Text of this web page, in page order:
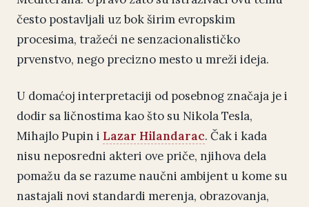
često postavljali uz bok širim evropskim
procesima, tražeći ne senzacionalističko
prvenstvo, nego precizno mesto u mreži ideja.
U domaćoj interpretaciji od posebnog značaja je i
dodir sa ličnostima kao što su Nikola Tesla,
Mihajlo Pupin i Lazar Hilandarac. Čak i kada
nisu neposredni akteri ove priče, njihova dela
pomažu da se razume naučni ambijent u kome su
nastajali novi standardi merenja, obrazovanja,